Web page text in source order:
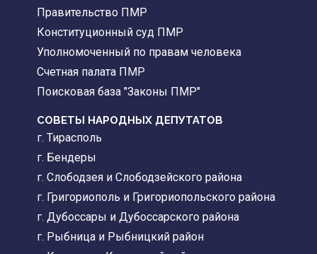
Правительство ПМР
Конституционный суд ПМР
Уполномоченный по правам человека
Счетная палата ПМР
Поисковая база "Законы ПМР"
СОВЕТЫ НАРОДНЫХ ДЕПУТАТОВ
г. Тирасполь
г. Бендеры
г. Слободзея и Слободзейского района
г. Григориополь и Григориопольского района
г. Дубоссары и Дубоссарского района
г. Рыбница и Рыбницкий район